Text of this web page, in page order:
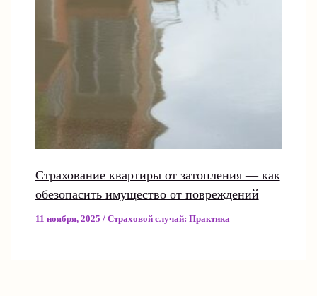
Страхование квартиры от затопления — как
обезопасить имущество от повреждений
11 ноября, 2025 / Страховой случай: Практика